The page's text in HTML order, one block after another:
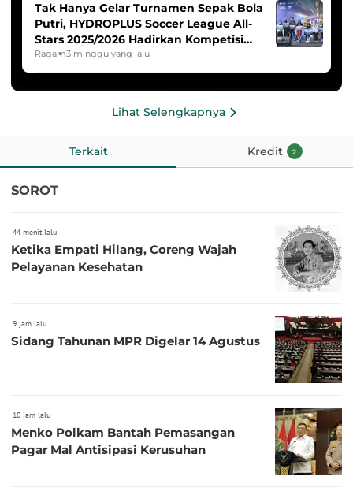
Tak Hanya Gelar Turnamen Sepak Bola
Putri, HYDROPLUS Soccer League All-
Stars 2025/2026 Hadirkan Kompetisi
Band dan Dance
Ragam3 minggu yang lalu
Lihat Selengkapnya
Terkait Kredit 2
SOROT
44 menit lalu
Ketika Empati Hilang, Coreng Wajah
Pelayanan Kesehatan
9 jam lalu
Sidang Tahunan MPR Digelar 14 Agustus
10 jam lalu
Menko Polkam Bantah Pemasangan
Pagar Mal Antisipasi Kerusuhan